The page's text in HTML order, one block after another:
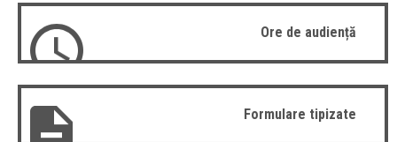
Ore de audiență
Formulare tipizate